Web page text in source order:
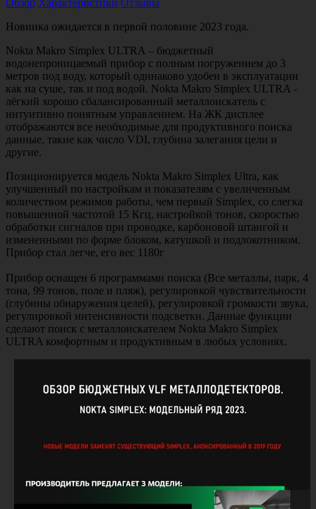
Новинка ожидается в первой половине 2023 года.
Nokta Makro Simplex ULTRA – бюджетный
водонепроницаемый прибор с полным погружением до 3
метров под воду, который одинаково удобен в эксплуатации
как на суше, так и под водой. Nokta Makro Simplex ULTRA -
лёгкий хорошо сбалансированный металлоискатель с
интуитивно понятным управлением. На ЖК дисплее
отображаются все необходимые для продуктивного поиска
данные, такие как число VDI, глубина залегания цели и
другие.
Позиционируется модель Nokta Makro Simplex Ultra, как
улучшенный по настройкам и показателям с увеличенным
количеством режимов работы, чем первый Simplex, со слегка
повышенной частотой 15 Кгц, настройкой тонов, скоростью
обработки сигналов при проводке, карбоновой штангой и
измененными по форме блоком, катушкой и подлокотником.
Прибор стал легче, его вес 1180г
Прибор оснащен 6 программами поиска (Все металлы, парк, 4
тона, 99 тонов, поле и пляж), регулировкой чувствительности
(глубины обнаружения целей), регулировкой громкости звука,
регулировкой интенсивности подсветки. Данные функции
сделают поиск с металлоискателем Nokta Makro Simplex
ULTRA комфортным и продуктивным в любых условиях.